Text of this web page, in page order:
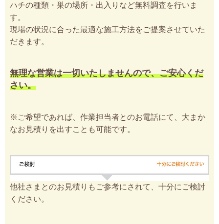
ハチの種類・巣の場所・出入りなど無料調査を行いま
す。
現場の状況に合った最適な施工方法をご提案させていた
だきます。
無理な営業は一切いたしませんので、ご安心くだ
さい。
※ご希望であれば、作業担当者とのお電話にて、大まか
なお見積りを出すことも可能です。
他社さまとのお見積りもご参考にされて、十分にご検討
ください。